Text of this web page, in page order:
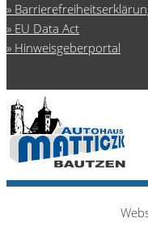
EU Data Act
Hinweisgeberportal